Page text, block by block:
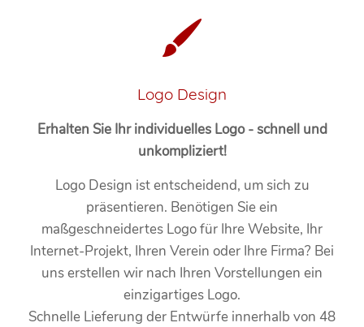
Logo Design
Erhalten Sie Ihr individuelles Logo - schnell und
unkompliziert!
Logo Design ist entscheidend, um sich zu
präsentieren. Benötigen Sie ein
maßgeschneidertes Logo für Ihre Website, Ihr
Internet-Projekt, Ihren Verein oder Ihre Firma? Bei
uns erstellen wir nach Ihren Vorstellungen ein
einzigartiges Logo.
Schnelle Lieferung der Entwürfe innerhalb von 48